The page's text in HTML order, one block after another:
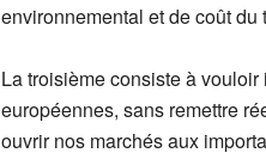
environnemental et de coût du
La troisième consiste à
européennes, sans remettre
ouvrir nos marchés aux